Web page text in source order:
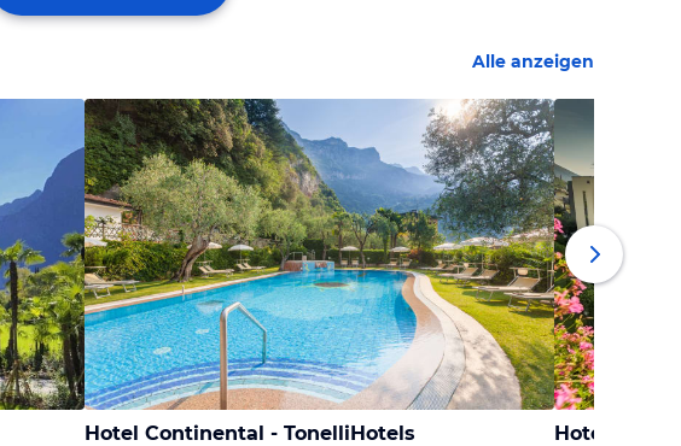
Alle anzeigen
Hotel Continental - TonelliHotels Hotel Villa